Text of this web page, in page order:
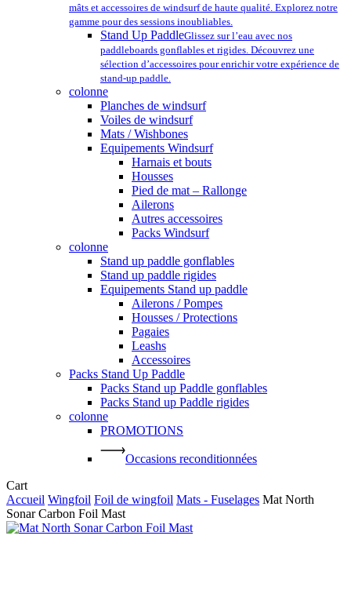
mâts et accessoires de windsurf de haute qualité. Explorez notre
gamme pour des sessions inoubliables.
Stand Up PaddleGlissez sur l’eau avec nos
paddleboards gonflables et rigides. Découvrez une
sélection d’accessoires pour enrichir votre expérience de
stand-up paddle.
colonne
Planches de windsurf
Voiles de windsurf
Mats / Wishbones
Equipements Windsurf
Harnais et bouts
Housses
Pied de mat – Rallonge
Ailerons
Autres accessoires
Packs Windsurf
colonne
Stand up paddle gonflables
Stand up paddle rigides
Equipements Stand up paddle
Ailerons / Pompes
Housses / Protections
Pagaies
Leashs
Accessoires
Packs Stand Up Paddle
Packs Stand up Paddle gonflables
Packs Stand up Paddle rigides
colonne
PROMOTIONS
Occasions reconditionnées
CartClose
Cart
Accueil Wingfoil Foil de wingfoil Mats - Fuselages Mat North
Sonar Carbon Foil Mast